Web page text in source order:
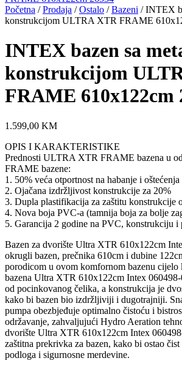
Početna /Prodaja /Ostalo /Bazeni / INTEX
konstrukcijom ULTRA XTR FRAME
INTEX bazen sa
konstrukcijom
FRAME 610x122cm
1.599,00 KM
OPIS I KARAKTERISTIKE
Prednosti ULTRA XTR FRAME bazena u
FRAME bazene:
1. 50% veća otportnost na habanje i
2. Ojačana izdržljivost konstrukcije za 20%
3. Dupla plastifikacija za zaštitu konstrukcije
4. Nova boja PVC-a (tamnija boja za bolje
5. Garancija 2 godine na PVC, konstrukciju i
Bazen za dvorište Ultra XTR 610x122cm
okrugli bazen, prečnika 610cm i dubine
porodicom u ovom komfornom bazenu
bazena Ultra XTR 610x122cm Intex
od pocinkovanog čelika, a konstrukcija je
kako bi bazen bio izdržljiviji i dugotrajniji.
pumpa obezbjeđuje optimalno čistoću i
održavanje, zahvaljujući Hydro Aeration
dvorište Ultra XTR 610x122cm Intex
zaštitna prekrivka za bazen, kako bi ostao
podloga i sigurnosne merdevine.